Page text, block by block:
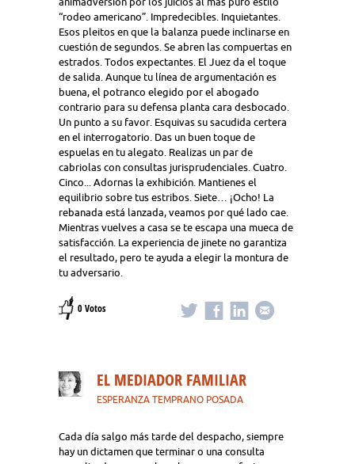
“rodeo americano”. Impredecibles. Inquietantes.
Esos pleitos en que la balanza puede inclinarse en
cuestión de segundos. Se abren las compuertas en
estrados. Todos expectantes. El Juez da el toque
de salida. Aunque tu línea de argumentación es
buena, el potranco elegido por el abogado
contrario para su defensa planta cara desbocado.
Un punto a su favor. Esquivas su sacudida certera
en el interrogatorio. Das un buen toque de
espuelas en tu alegato. Realizas un par de
cabriolas con consultas jurisprudenciales. Cuatro.
Cinco... Adornas la exhibición. Mantienes el
equilibrio sobre tus estribos. Siete… ¡Ocho! La
rebanada está lanzada, veamos por qué lado cae.
Mientras vuelves a casa se te escapa una mueca de
satisfacción. La experiencia de jinete no garantiza
el resultado, pero te ayuda a elegir la montura de
tu adversario.
0 Votos
EL MEDIADOR FAMILIAR
ESPERANZA TEMPRANO POSADA
Cada día salgo más tarde del despacho, siempre
hay un dictamen que terminar o una consulta